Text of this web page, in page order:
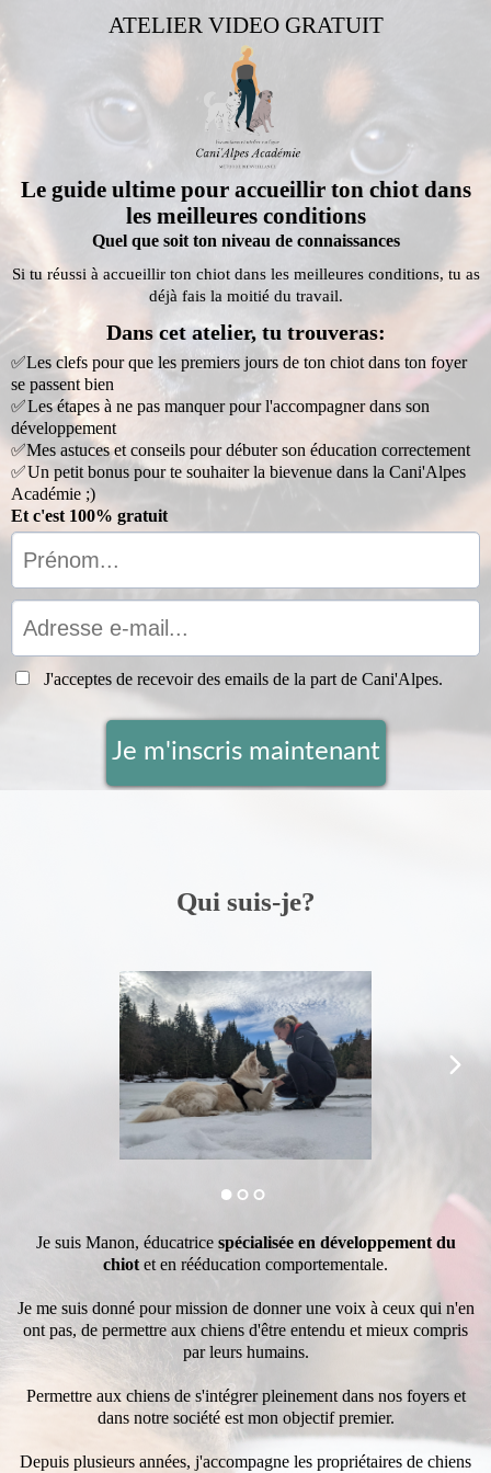
ATELIER VIDEO GRATUIT
Le guide ultime pour accueillir ton chiot dans
les meilleures conditions
Quel que soit ton niveau de connaissances
Si tu réussi à accueillir ton chiot dans les meilleures conditions, tu as
déjà fais la moitié du travail.
Dans cet atelier, tu trouveras:
✅Les clefs pour que les premiers jours de ton chiot dans ton foyer
se passent bien
✅ Les étapes à ne pas manquer pour l'accompagner dans son
développement
✅Mes astuces et conseils pour débuter son éducation correctement
✅ Un petit bonus pour te souhaiter la bievenue dans la Cani'Alpes
Académie ;)
Et c'est 100% gratuit
J'acceptes de recevoir des emails de la part de Cani'Alpes.
Je m'inscris maintenant
Qui suis-je?
Je suis Manon, éducatrice spécialisée en développement du
chiot et en rééducation comportementale.
Je me suis donné pour mission de donner une voix à ceux qui n'en
ont pas, de permettre aux chiens d'être entendu et mieux compris
par leurs humains.
Permettre aux chiens de s'intégrer pleinement dans nos foyers et
dans notre société est mon objectif premier.
Depuis plusieurs années, j'accompagne les propriétaires de chiens